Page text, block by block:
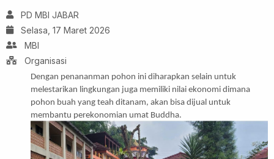
PD MBI JABAR
Selasa, 17 Maret 2026
MBI
Organisasi
Dengan penananman pohon ini diharapkan selain untuk
melestarikan lingkungan juga memiliki nilai ekonomi dimana
pohon buah yang teah ditanam, akan bisa dijual untuk
membantu perekonomian umat Buddha.